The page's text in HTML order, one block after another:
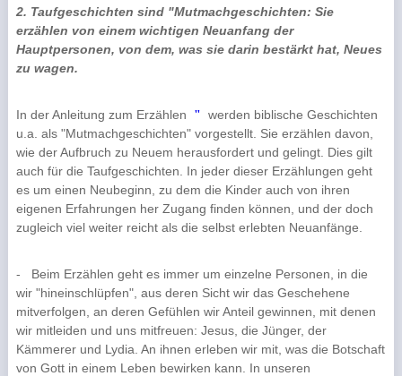
2. Taufgeschichten sind "Mutmachgeschichten: Sie
erzählen von einem wichtigen Neuanfang der
Hauptpersonen, von dem, was sie darin bestärkt hat, Neues
zu wagen.
In der Anleitung zum Erzählen " werden biblische Geschichten
u.a. als "Mutmachgeschichten" vorgestellt. Sie erzählen davon,
wie der Aufbruch zu Neuem herausfordert und gelingt. Dies gilt
auch für die Taufgeschichten. In jeder dieser Erzählungen geht
es um einen Neubeginn, zu dem die Kinder auch von ihren
eigenen Erfahrungen her Zugang fin­den können, und der doch
zugleich viel weiter reicht als die selbst erlebten Neuanfänge.
-
Beim Erzählen geht es immer um einzelne Personen, in die
wir "hineinschlüpfen", aus deren Sicht wir das Geschehene
mitverfolgen, an deren Gefühlen wir Anteil gewinnen, mit denen
wir mitleiden und uns mitfreuen: Jesus, die Jünger, der
Kämmerer und Lydia. An ihnen erleben wir mit, was die Botschaft
von Gott in einem Leben bewirken kann. In unseren